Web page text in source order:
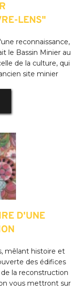
LENS"
reconnaissance,
le Bassin Minier au
de la culture, qui
site minier
D'UNE
mêlant histoire et
des édifices
la reconstruction
vous mettront sur